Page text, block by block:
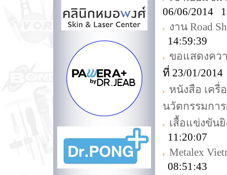
06/06/2014
งาน Road
14:59:39
ขอแสดงคว
ที่ 23/01/
หนังสือ เครื่
นวัตกรรมกา
เสื้อแข่งขัน
11:20:07
Metalex
08:51:43